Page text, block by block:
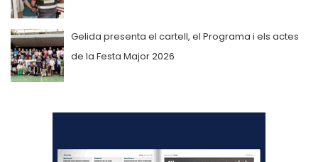
Gelida presenta el cartell, el Programa i els actes
de la Festa Major 2026